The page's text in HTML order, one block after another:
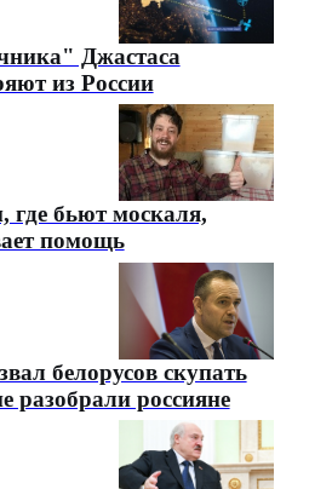
Джастаса
из России
где бьют москаля,
помощь
белорусов скупать
разобрали россияне